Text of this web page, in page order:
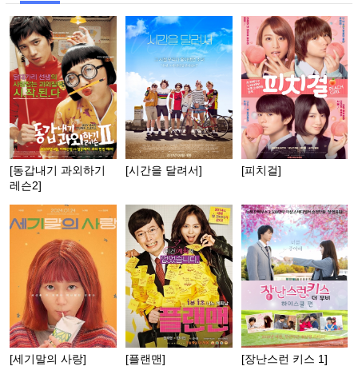
[동갑내기 과외하기
레슨2]
[시간을 달려서] [피치걸]
[세기말의 사랑] [플랜맨] [장난스런 키스 1]